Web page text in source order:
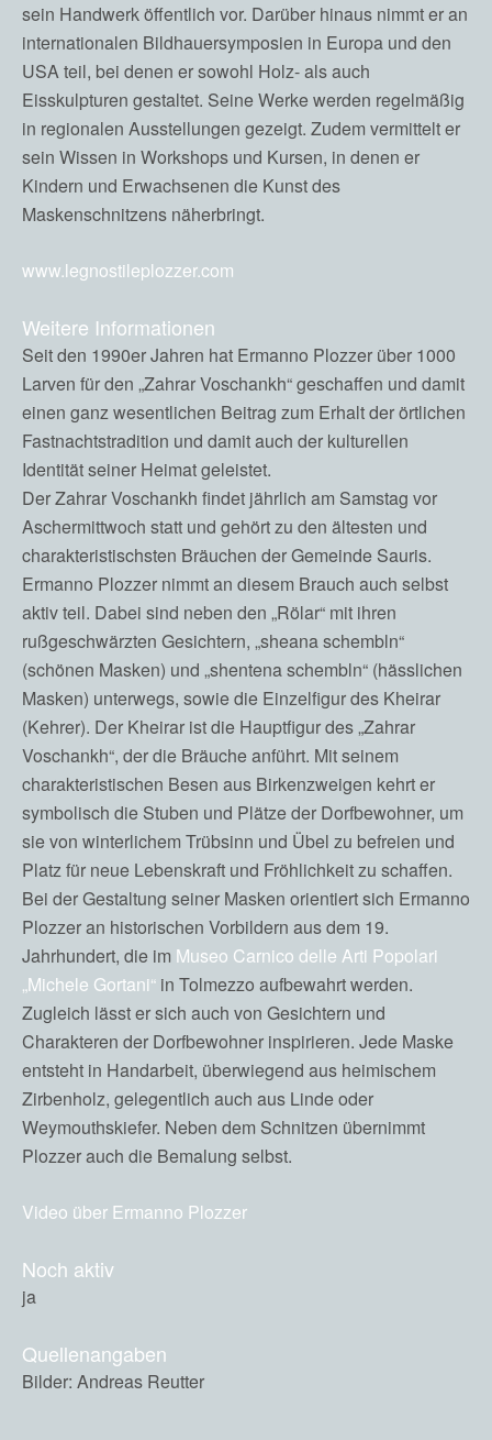
sein Handwerk öffentlich vor. Darüber hinaus nimmt er an
internationalen Bildhauersymposien in Europa und den
USA teil, bei denen er sowohl Holz- als auch
Eisskulpturen gestaltet. Seine Werke werden regelmäßig
in regionalen Ausstellungen gezeigt. Zudem vermittelt er
sein Wissen in Workshops und Kursen, in denen er
Kindern und Erwachsenen die Kunst des
Maskenschnitzens näherbringt.
www.legnostileplozzer.com
Weitere Informationen
Seit den 1990er Jahren hat Ermanno Plozzer über 1000
Larven für den „Zahrar Voschankh“ geschaffen und damit
einen ganz wesentlichen Beitrag zum Erhalt der örtlichen
Fastnachtstradition und damit auch der kulturellen
Identität seiner Heimat geleistet.
Der Zahrar Voschankh findet jährlich am Samstag vor
Aschermittwoch statt und gehört zu den ältesten und
charakteristischsten Bräuchen der Gemeinde Sauris.
Ermanno Plozzer nimmt an diesem Brauch auch selbst
aktiv teil. Dabei sind neben den „Rölar“ mit ihren
rußgeschwärzten Gesichtern, „sheana schembln“
(schönen Masken) und „shentena schembln“ (hässlichen
Masken) unterwegs, sowie die Einzelfigur des Kheirar
(Kehrer). Der Kheirar ist die Hauptfigur des „Zahrar
Voschankh“, der die Bräuche anführt. Mit seinem
charakteristischen Besen aus Birkenzweigen kehrt er
symbolisch die Stuben und Plätze der Dorfbewohner, um
sie von winterlichem Trübsinn und Übel zu befreien und
Platz für neue Lebenskraft und Fröhlichkeit zu schaffen.
Bei der Gestaltung seiner Masken orientiert sich Ermanno
Plozzer an historischen Vorbildern aus dem 19.
Jahrhundert, die im Museo Carnico delle Arti Popolari
„Michele Gortani“ in Tolmezzo aufbewahrt werden.
Zugleich lässt er sich auch von Gesichtern und
Charakteren der Dorfbewohner inspirieren. Jede Maske
entsteht in Handarbeit, überwiegend aus heimischem
Zirbenholz, gelegentlich auch aus Linde oder
Weymouthskiefer. Neben dem Schnitzen übernimmt
Plozzer auch die Bemalung selbst.
Video über Ermanno Plozzer
Noch aktiv
ja
Quellenangaben
Bilder: Andreas Reutter